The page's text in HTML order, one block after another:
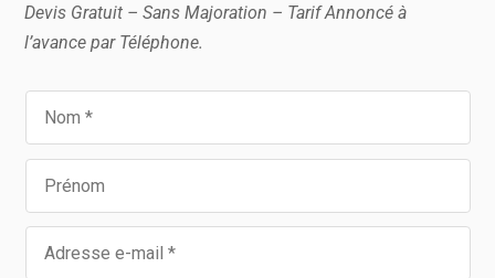
Devis Gratuit – Sans Majoration – Tarif Annoncé à
l’avance par Téléphone.